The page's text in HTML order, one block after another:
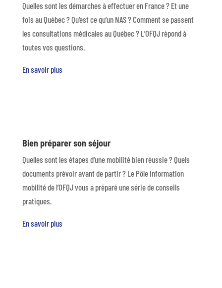
Quelles sont les démarches à effectuer en France ? Et une
fois au Québec ? Qu’est ce qu’un NAS ? Comment se passent
les consultations médicales au Québec ? L’OFQJ répond à
toutes vos questions.
En savoir plus
Bien préparer son séjour
Quelles sont les étapes d’une mobilité bien réussie ? Quels
documents prévoir avant de partir ? Le Pôle information
mobilité de l’OFQJ vous a préparé une série de conseils
pratiques.
En savoir plus